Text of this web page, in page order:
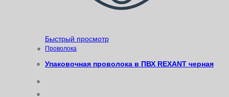
Быстрый просмотр
Проволока
Упаковочная проволока в ПВХ REXANT черная